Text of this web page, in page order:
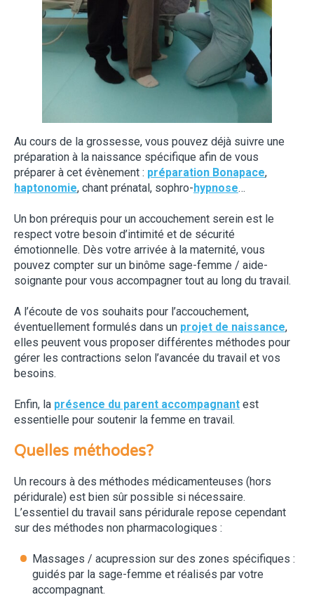
Au cours de la grossesse, vous pouvez déjà suivre une
préparation à la naissance spécifique afin de vous
préparer à cet évènement : préparation Bonapace,
haptonomie, chant prénatal, sophro- hypnose…
Un bon prérequis pour un accouchement serein est le
respect votre besoin d’intimité et de sécurité
émotionnelle. Dès votre arrivée à la maternité, vous
pouvez compter sur un binôme sage-femme / aide-
soignante pour vous accompagner tout au long du travail.
A l’écoute de vos souhaits pour l’accouchement,
éventuellement formulés dans un projet de naissance,
elles peuvent vous proposer différentes méthodes pour
gérer les contractions selon l’avancée du travail et vos
besoins.
Enfin, la présence du parent accompagnant est
essentielle pour soutenir la femme en travail.
Quelles méthodes?
Un recours à des méthodes médicamenteuses (hors
péridurale) est bien sûr possible si nécessaire.
L’essentiel du travail sans péridurale repose cependant
sur des méthodes non pharmacologiques :
Massages / acupression sur des zones spécifiques :
guidés par la sage-femme et réalisés par votre
accompagnant.